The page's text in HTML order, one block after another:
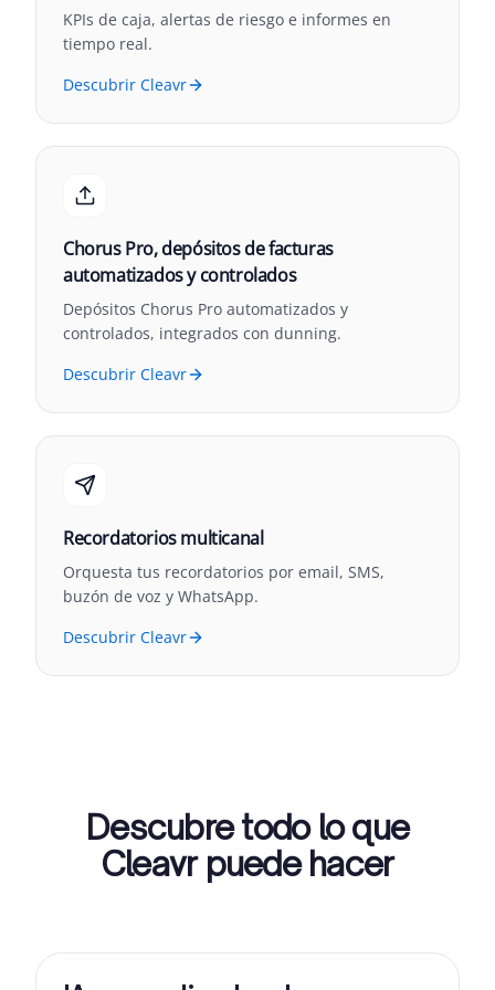
KPIs de caja, alertas de riesgo e informes en
tiempo real.
Descubrir Cleavr
Chorus Pro, depósitos de facturas
automatizados y controlados
Depósitos Chorus Pro automatizados y
controlados, integrados con dunning.
Descubrir Cleavr
Recordatorios multicanal
Orquesta tus recordatorios por email, SMS,
buzón de voz y WhatsApp.
Descubrir Cleavr
Descubre todo lo que
Cleavr puede hacer